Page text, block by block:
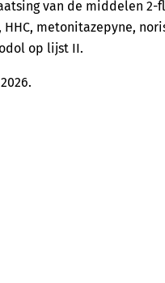
van de middelen
metonitazepyne,
op lijst II.